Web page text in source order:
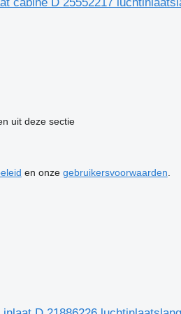
uit deze sectie
en onze gebruikersvoorwaarden